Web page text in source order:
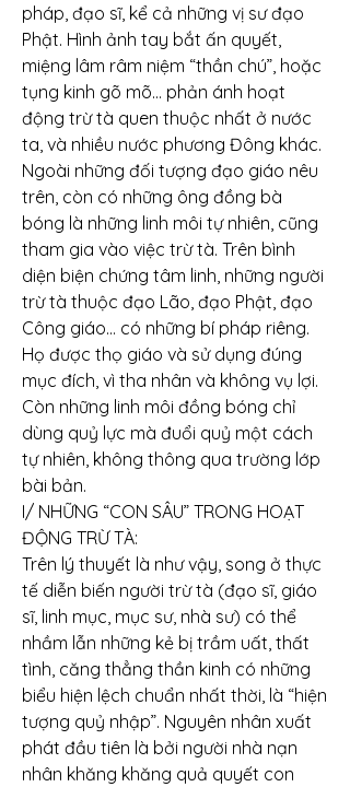
pháp, đạo sĩ, kể cả những vị sư đạo
Phật. Hình ảnh tay bắt ấn quyết,
miệng lâm râm niệm “thần chú”, hoặc
tụng kinh gõ mõ… phản ánh hoạt
động trừ tà quen thuộc nhất ở nước
ta, và nhiều nước phương Đông khác.
Ngoài những đối tượng đạo giáo nêu
trên, còn có những ông đồng bà
bóng là những linh môi tự nhiên, cũng
tham gia vào việc trừ tà. Trên bình
diện biện chứng tâm linh, những người
trừ tà thuộc đạo Lão, đạo Phật, đạo
Công giáo… có những bí pháp riêng.
Họ được thọ giáo và sử dụng đúng
mục đích, vì tha nhân và không vụ lợi.
Còn những linh môi đồng bóng chỉ
dùng quỷ lực mà đuổi quỷ một cách
tự nhiên, không thông qua trường lớp
bài bản.
I/ NHỮNG “CON SÂU” TRONG HOẠT
ĐỘNG TRỪ TÀ:
Trên lý thuyết là như vậy, song ở thực
tế diễn biến người trừ tà (đạo sĩ, giáo
sĩ, linh mục, mục sư, nhà sư) có thể
nhầm lẫn những kẻ bị trầm uất, thất
tình, căng thẳng thần kinh có những
biểu hiện lệch chuẩn nhất thời, là “hiện
tượng quỷ nhập”. Nguyên nhân xuất
phát đầu tiên là bởi người nhà nạn
nhân khăng khăng quả quyết con